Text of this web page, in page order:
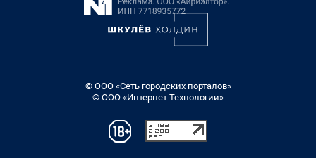
© ООО «Сеть городских порталов»
© ООО «Интернет Технологии»